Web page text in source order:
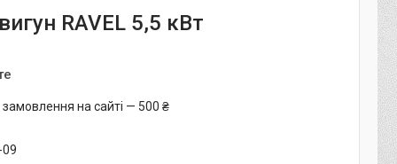
RAVEL 5,5 кВт
на сайті — 500 ₴